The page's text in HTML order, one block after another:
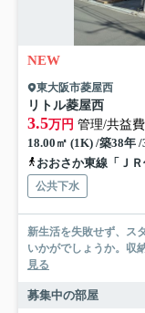
NEW
東大阪市菱屋西
リトル菱屋西
3.5万円 管理/共益
18.00㎡ (1K) /築38年
おおさか東線「Ｊ
公共下水
新生活を失敗せず、ス
いかがでしょうか。収
見る
募集中の部屋